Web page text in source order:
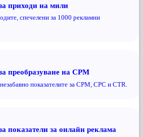
приходи на мили
спечелени за 1000 рекламни
преобразуване на CPM
показателите за CPM, CPC и CTR.
показатели за онлайн реклама